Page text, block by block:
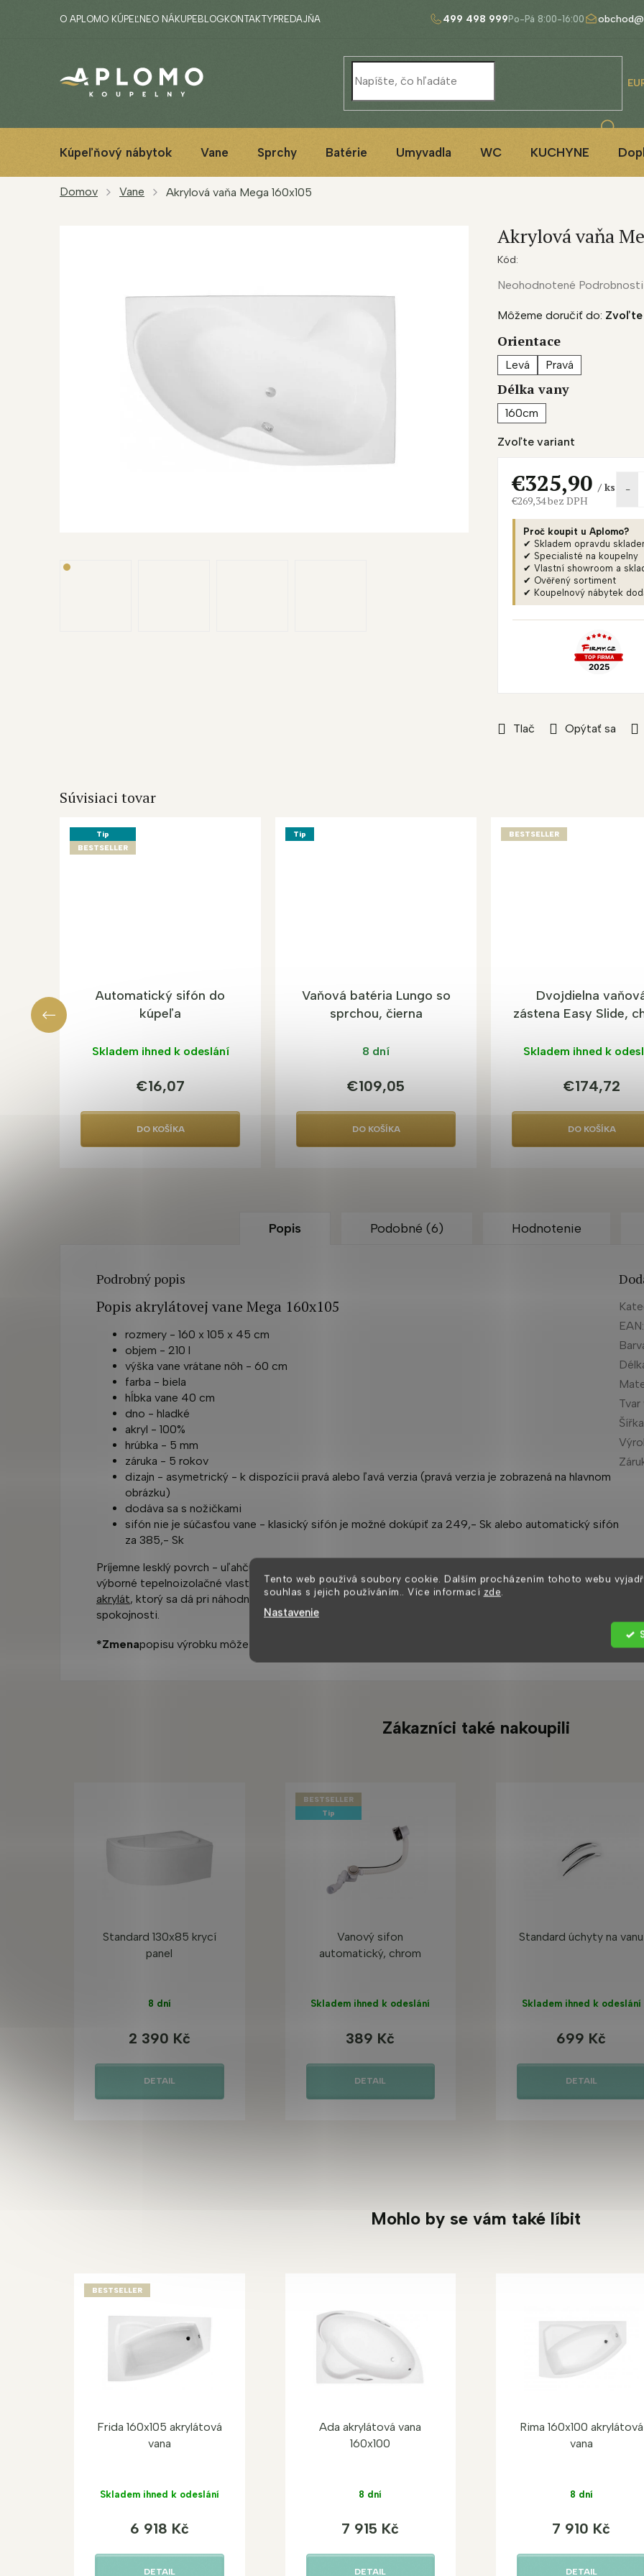
Tento web používá soubory cookie. Dalším procházením tohoto webu
souhlas s jejich používáním.. Více informací zde.
Nastavenie
499 498 999
O APLOMO KÚPEĽNEO NÁKUPE BLOG KONTAKTY PREDAJŇA
Kúpeľňový nábytok Vane Sprchy Batérie Umyvadla WC KUCHYNE
Domov Vane Akrylová vaňa Mega 160x105
Zvoľte variant
Môžeme doručiť do: Zvoľte
Orientace
Levá Pravá
Délka vany
160cm
Tlač Opýtať sa
Akrylová vaňa
Kód:
Priemerné
produktu
0,0
5
hviezdičiek.
Neohodnotené
€325,90 / ks
€269,34 bez DPH
Proč koupit u Aplomo?
✔ Skladem opravdu
✔ Specialisté na koupelny
✔ Vlastní showroom a
✔ Ověřený sortiment
✔ Koupelnový nábytek
Súvisiaci tovar
Tip
BESTSELLER
Automatický sifón do
kúpeľa
Skladem ihned k odeslání
€16,07
DO KOŠÍKA
Tip
Vaňová batéria Lungo so
sprchou, čierna
8 dní
€109,05
DO KOŠÍKA
BESTSELLER
Dvojdielna
zástena Easy Slide,
Skladem ihned k
€174,72
DO KOŠÍKA
Popis Podobné (6) Hodnotenie
Podrobný popis
Popis akrylátovej vane Mega 160x105
rozmery - 160 x 105 x 45 cm
objem - 210 l
výška vane vrátane nôh - 60 cm
farba - biela
hĺbka vane 40 cm
dno - hladké
akryl - 100%
hrúbka - 5 mm
záruka - 5 rokov
dizajn - asymetrický - k dispozícii pravá alebo ľavá verzia (pravá verzia je zobrazená na hlavnom
obrázku)
dodáva sa s nožičkami
sifón nie je súčasťou vane - klasický sifón je možné dokúpiť za 249,- Sk alebo automatický sifón
za 385,- Sk
Príjemne lesklý povrch - uľahčuje údržbu a umývanie. Stála farba, vysoká pevnosť, dlhá životnosť a
výborné tepelnoizolačné vlastnosti robia vaňu obľúbenou. Naozaj žiadny ABS materiál, ale pevný
akrylát, ktorý sa dá pri náhodnom poškodení ľahko obrúsiť a vaňa môže ďalej slúžiť k vašej
spokojnosti.
*Zmenapopisu výrobku môže byť
EAN:
Tvar
Zákazníci také nakoupili
Standard 130x85 krycí
panel
8 dní
2 390 Kč
DETAIL
BESTSELLER
Tip
Vanový sifon
automatický, chrom
Skladem ihned k odeslání
389 Kč
DETAIL
Standard úchyty na vanu
Skladem ihned k odeslání
699 Kč
DETAIL
Mohlo by se vám také líbit
BESTSELLER
Frida 160x105 akrylátová
vana
Skladem ihned k odeslání
6 918 Kč
DETAIL
Ada akrylátová vana
160x100
8 dní
7 915 Kč
DETAIL
Rima 160x100 akrylátová
vana
8 dní
7 910 Kč
DETAIL